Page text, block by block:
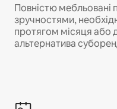
Повністю
зручностями,
протягом місяця або
альтернатива